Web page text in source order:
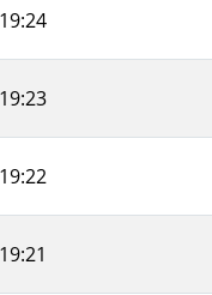
19:24
19:23
19:22
19:21